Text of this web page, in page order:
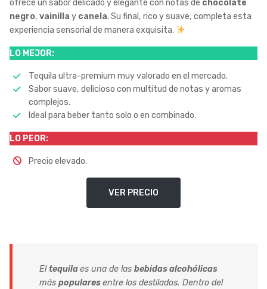
ofrece un sabor delicado y elegante con notas de chocolate
negro, vainilla y canela. Su final, rico y suave, completa esta
experiencia sensorial de manera exquisita.
LO MEJOR:
Tequila ultra-premium muy valorado en el mercado.
Sabor suave, delicioso con multitud de notas y aromas
complejos.
Ideal para beber tanto solo o en combinado.
LO PEOR:
Precio elevado.
VER PRECIO
Eltequilaes una de las bebidas alcohólicas
más popularesentre los destilados. Dentro del